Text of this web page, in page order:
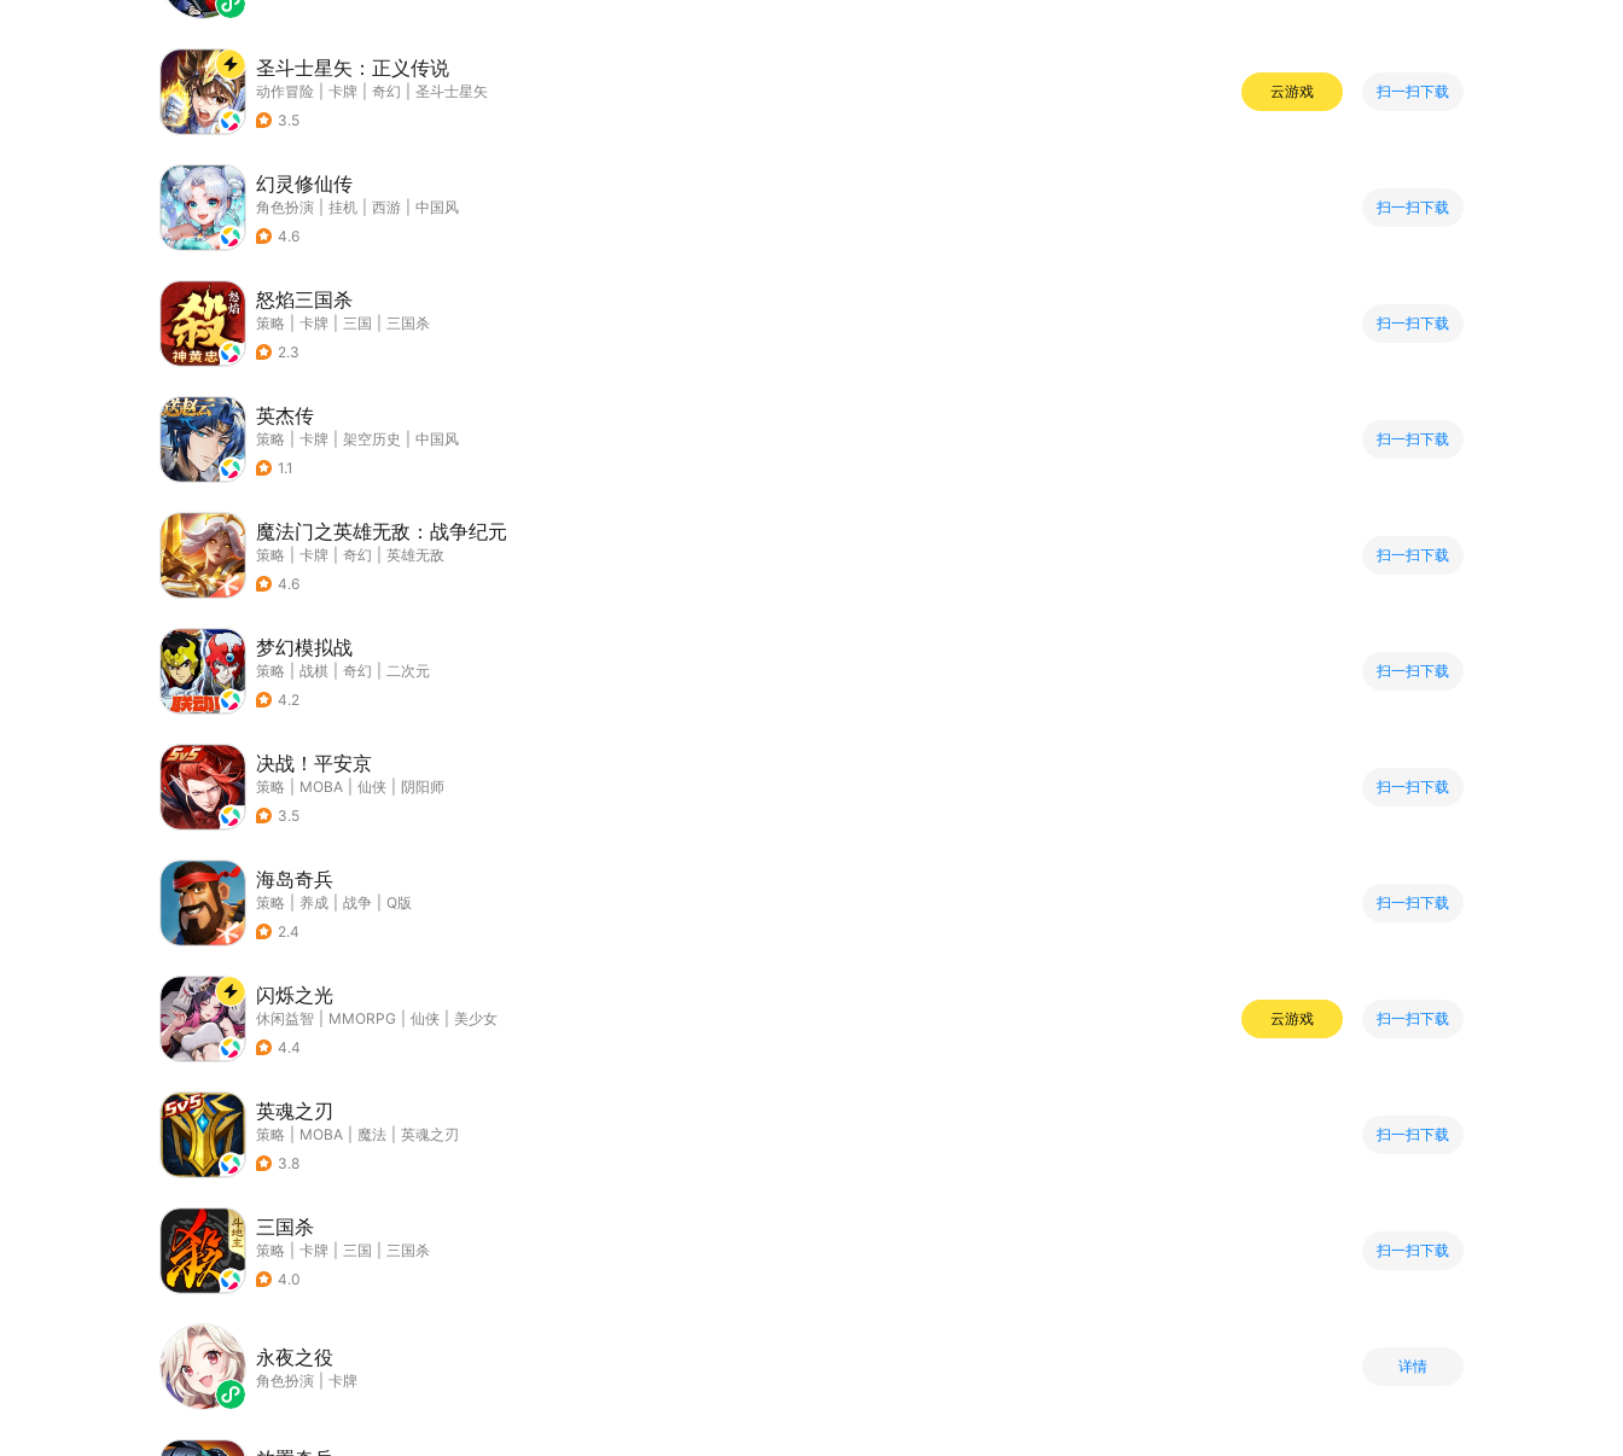
圣斗士星矢：正义传说
动作冒险 卡牌 奇幻
圣斗士星矢
3.5
云游戏 扫一扫下载
幻灵修仙传
角色扮演 挂机 西游
中国风
4.6
扫一扫下载
怒焰三国杀
策略 卡牌 三国
三国杀
2.3
扫一扫下载
英杰传
策略 卡牌 架空历史
中国风
1.1
扫一扫下载
魔法门之英雄无敌：战争纪元
策略 卡牌 奇幻
英雄无敌
4.6
扫一扫下载
梦幻模拟战
策略 战棋 奇幻
二次元
4.2
扫一扫下载
决战！平安京
策略 MOBA 仙侠
阴阳师
3.5
扫一扫下载
海岛奇兵
策略 养成 战争
Q版
2.4
扫一扫下载
闪烁之光
休闲益智 MMORPG 仙侠
美少女
4.4
云游戏 扫一扫下载
英魂之刃
策略 MOBA 魔法
英魂之刃
3.8
扫一扫下载
三国杀
策略 卡牌 三国
三国杀
4.0
扫一扫下载
永夜之役
角色扮演 卡牌
详情